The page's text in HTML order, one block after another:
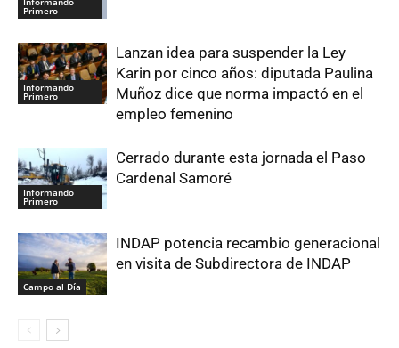
Primero
Informando
Primero
Lanzan idea para suspender la Ley
Karin por cinco años: diputada Paulina
Muñoz dice que norma impactó en el
empleo femenino
Informando
Primero
Cerrado durante esta jornada el Paso
Cardenal Samoré
Campo al Día
INDAP potencia recambio generacional
en visita de Subdirectora de INDAP